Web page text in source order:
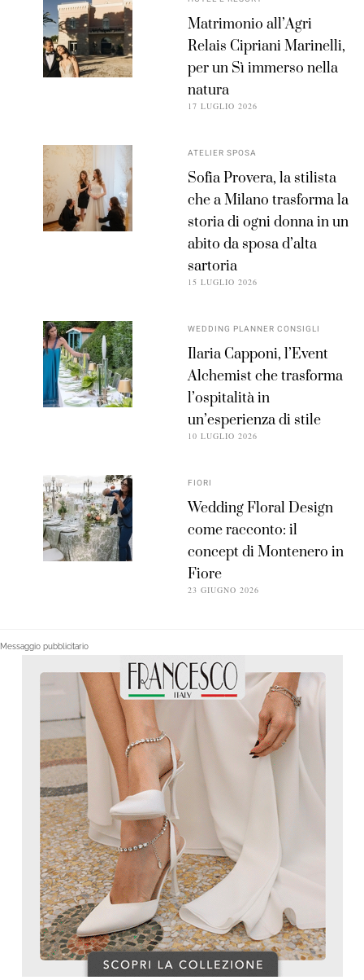
Matrimonio all’Agri
Relais Cipriani Marinelli,
per un Sì immerso nella
natura
17 LUGLIO 2026
ATELIER SPOSA
Sofia Provera, la stilista
che a Milano trasforma la
storia di ogni donna in un
abito da sposa d’alta
sartoria
15 LUGLIO 2026
WEDDING PLANNER CONSIGLI
Ilaria Capponi, l’Event
Alchemist che trasforma
l’ospitalità in
un’esperienza di stile
10 LUGLIO 2026
FIORI
Wedding Floral Design
come racconto: il
concept di Montenero in
Fiore
23 GIUGNO 2026
Messaggio pubblicitario